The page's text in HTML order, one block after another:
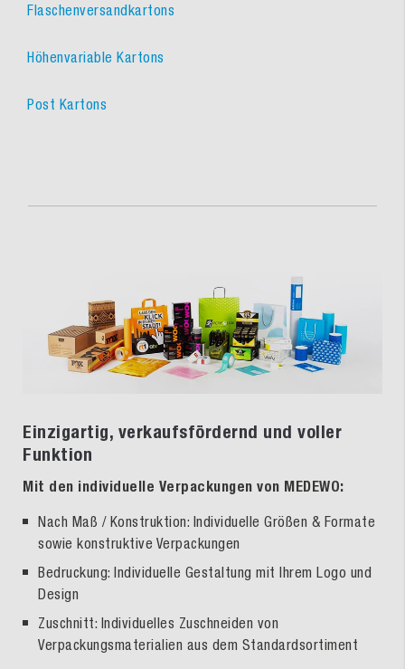
Flaschenversandkartons
Höhenvariable Kartons
Post Kartons
Einzigartig, verkaufsfördernd und voller
Funktion
Mit den individuelle Verpackungen von MEDEWO:
Nach Maß / Konstruktion: Individuelle Größen & Formate
sowie konstruktive Verpackungen
Bedruckung: Individuelle Gestaltung mit Ihrem Logo und
Design
Zuschnitt: Individuelles Zuschneiden von
Verpackungsmaterialien aus dem Standardsortiment